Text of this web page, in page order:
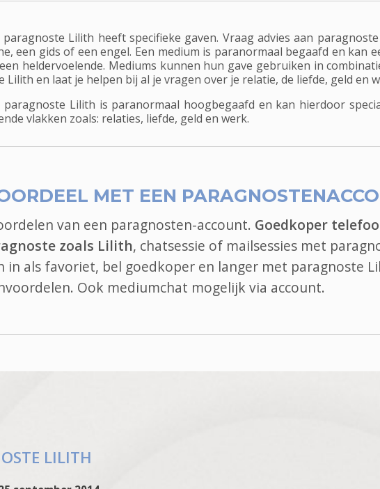
paragnoste Lilith heeft specifieke gaven. Vraag advies aan
een gids of een engel. Een medium is paranormaal begaafd en kan
heldervoelende. Mediums kunnen hun gave gebruiken in
Lilith en laat je helpen bij al je vragen over je relatie, de liefde, geld en
paragnoste Lilith is paranormaal hoogbegaafd en kan hierdoor
vlakken zoals: relaties, liefde, geld en werk.
MET EEN
van een paragnosten-account. Goedkoper
zoals Lilith, chatsessie of mailsessies met
in als favoriet, bel goedkoper en langer met paragnoste
Ook mediumchat mogelijk via account.
LILITH